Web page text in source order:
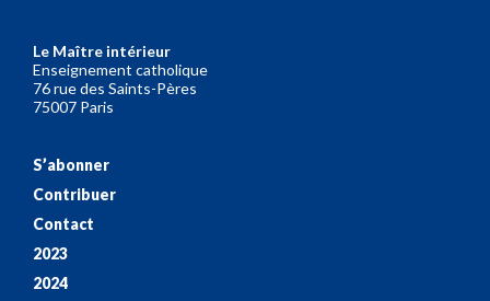
Le Maître intérieur
Enseignement catholique
76 rue des Saints-Pères
75007 Paris
S’abonner
Contribuer
Contact
2023
2024